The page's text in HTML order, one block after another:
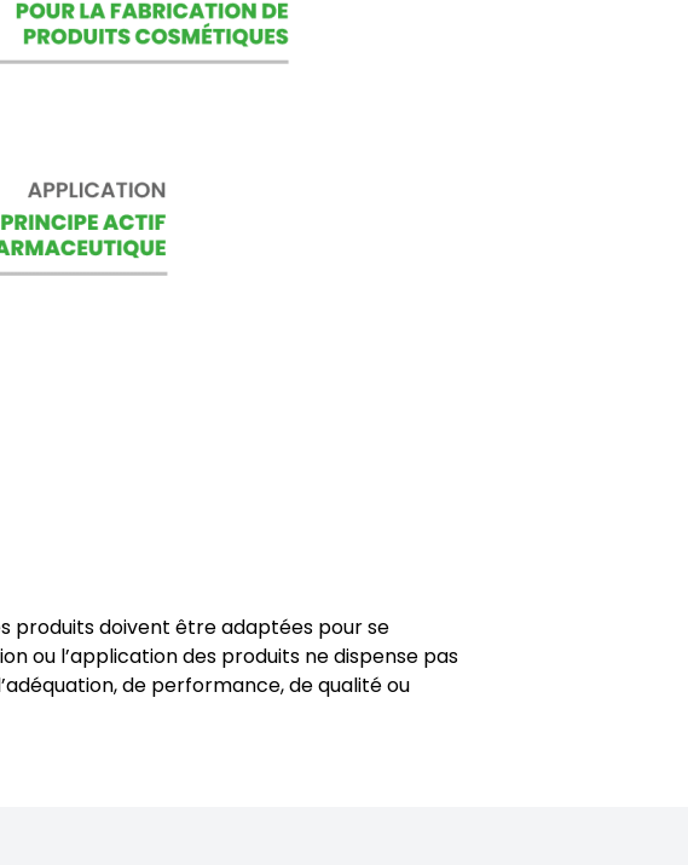
produits doivent être adaptées pour se
ou l’application des produits ne dispense pas
de performance, de qualité ou